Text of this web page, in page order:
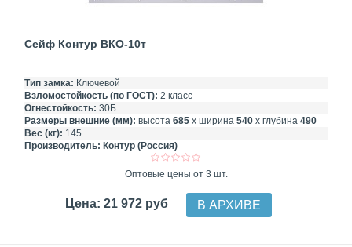
Сейф Контур ВКО-10т
Тип замка: Ключевой
Взломостойкость (по ГОСТ): 2 класс
Огнестойкость: 30Б
Размеры внешние (мм): высота 685 х ширина 540 х глубина 490
Вес (кг): 145
Производитель: Контур (Россия)
Оптовые цены от 3 шт.
Цена: 21 972 руб В АРХИВЕ